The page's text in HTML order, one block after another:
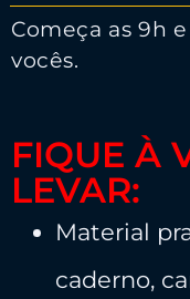
Começa as 9h
vocês.
FIQUE À
LEVAR:
Material
caderno,